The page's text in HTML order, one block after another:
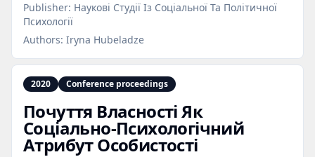
Publisher: Наукові Студії Із Соціальної Та Політичної
Психології
Authors: Iryna Hubeladze
2020 Conference proceedings
Почуття Власності Як
Соціально‑Психологічний
Атрибут Особистості